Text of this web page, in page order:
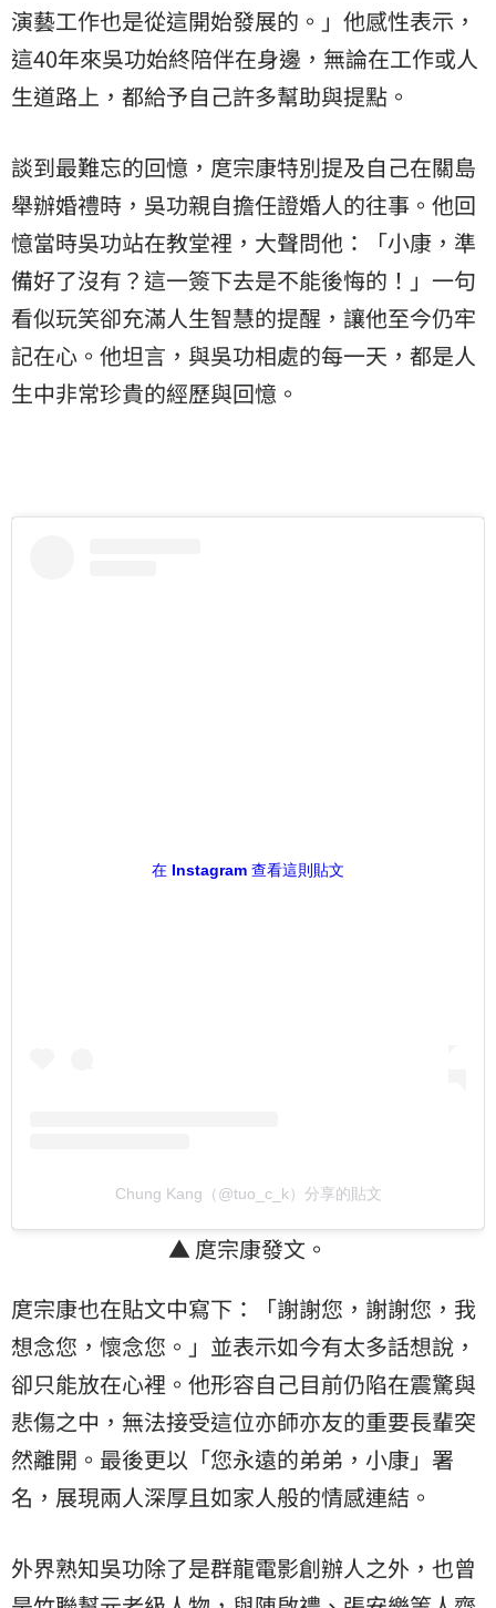
演藝工作也是從這開始發展的。」他感性表示，
這40年來吳功始終陪伴在身邊，無論在工作或人
生道路上，都給予自己許多幫助與提點。
談到最難忘的回憶，庹宗康特別提及自己在關島
舉辦婚禮時，吳功親自擔任證婚人的往事。他回
憶當時吳功站在教堂裡，大聲問他：「小康，準
備好了沒有？這一簽下去是不能後悔的！」一句
看似玩笑卻充滿人生智慧的提醒，讓他至今仍牢
記在心。他坦言，與吳功相處的每一天，都是人
生中非常珍貴的經歷與回憶。
在 Instagram 查看這則貼文
Chung Kang（@tuo_c_k）分享的貼文
▲ 庹宗康發文。
庹宗康也在貼文中寫下：「謝謝您，謝謝您，我
想念您，懷念您。」並表示如今有太多話想說，
卻只能放在心裡。他形容自己目前仍陷在震驚與
悲傷之中，無法接受這位亦師亦友的重要長輩突
然離開。最後更以「您永遠的弟弟，小康」署
名，展現兩人深厚且如家人般的情感連結。
外界熟知吳功除了是群龍電影創辦人之外，也曾